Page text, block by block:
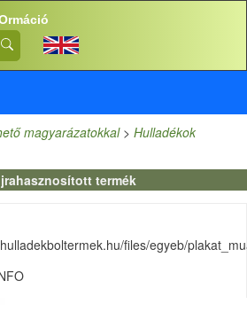
magyarázatokkal> Hulladékok
termék
files/egyeb/